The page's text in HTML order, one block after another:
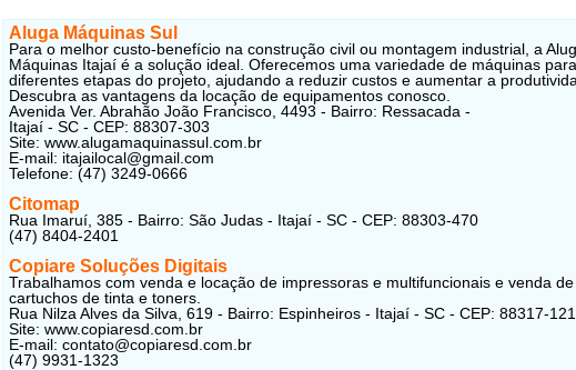
Aluga Máquinas Sul
Para o melhor custo-benefício na construção civil ou montagem industrial, a
Máquinas Itajaí é a solução ideal. Oferecemos uma variedade de máquinas para
diferentes etapas do projeto, ajudando a reduzir custos e aumentar a
Descubra as vantagens da locação de equipamentos conosco.
Avenida Ver. Abrahão João Francisco, 4493 - Bairro: Ressacada -
Itajaí - SC - CEP: 88307-303
Site: www.alugamaquinassul.com.br
E-mail: itajailocal@gmail.com
Telefone: (47) 3249-0666
Citomap
Rua Imaruí, 385 - Bairro: São Judas - Itajaí - SC - CEP: 88303-470
(47) 8404-2401
Copiare Soluções Digitais
Trabalhamos com venda e locação de impressoras e multifuncionais e venda de
cartuchos de tinta e toners.
Rua Nilza Alves da Silva, 619 - Bairro: Espinheiros - Itajaí - SC - CEP: 88317-121
Site: www.copiaresd.com.br
E-mail: contato@copiaresd.com.br
(47) 9931-1323